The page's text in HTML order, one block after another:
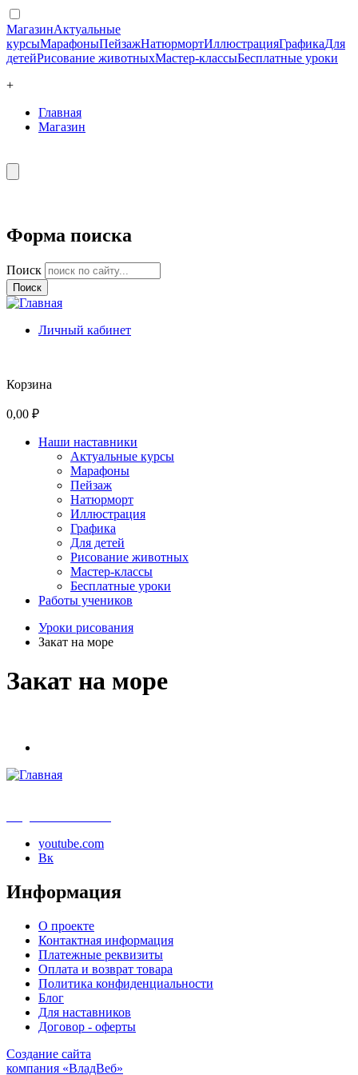
МагазинАктуальные
курсыМарафоныПейзажНатюрмортИллюстрацияГрафикаДля
детейРисование животныхМастер-классыБесплатные уроки
+
Главная
Магазин
Форма поиска
Поиск
Личный кабинет
Корзина
0,00 ₽
Наши наставники
Актуальные курсы
Марафоны
Пейзаж
Натюрморт
Иллюстрация
Графика
Для детей
Рисование животных
Мастер-классы
Бесплатные уроки
Работы учеников
Уроки рисования
Закат на море
Закат на море
youtube.com
Вк
Информация
О проекте
Контактная информация
Платежные реквизиты
Оплата и возврат товара
Политика конфиденциальности
Блог
Для наставников
Договор - оферты
Создание сайта
компания «ВладВеб»